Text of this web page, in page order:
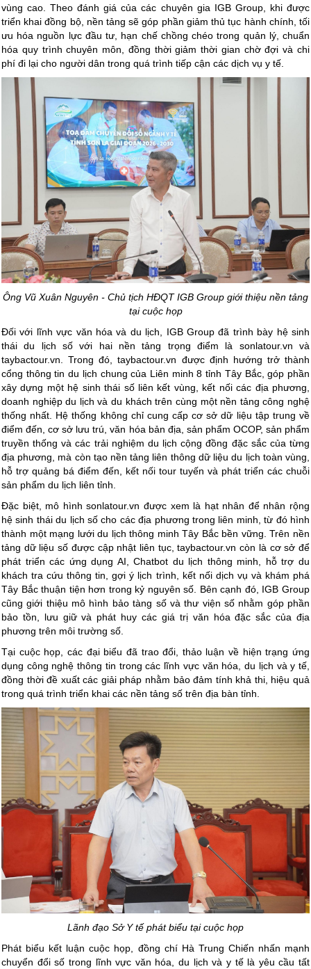
vùng cao. Theo đánh giá của các chuyên gia IGB Group, khi được
triển khai đồng bộ, nền tảng sẽ góp phần giảm thủ tục hành chính, tối
ưu hóa nguồn lực đầu tư, hạn chế chồng chéo trong quản lý, chuẩn
hóa quy trình chuyên môn, đồng thời giảm thời gian chờ đợi và chi
phí đi lại cho người dân trong quá trình tiếp cận các dịch vụ y tế.
Ông Vũ Xuân Nguyên - Chủ tịch HĐQT IGB Group giới thiệu nền tảng
tại cuộc họp
Đối với lĩnh vực văn hóa và du lịch, IGB Group đã trình bày hệ sinh
thái du lịch số với hai nền tảng trọng điểm là sonlatour.vn và
taybactour.vn. Trong đó, taybactour.vn được định hướng trở thành
cổng thông tin du lịch chung của Liên minh 8 tỉnh Tây Bắc, góp phần
xây dựng một hệ sinh thái số liên kết vùng, kết nối các địa phương,
doanh nghiệp du lịch và du khách trên cùng một nền tảng công nghệ
thống nhất. Hệ thống không chỉ cung cấp cơ sở dữ liệu tập trung về
điểm đến, cơ sở lưu trú, văn hóa bản địa, sản phẩm OCOP, sản phẩm
truyền thống và các trải nghiệm du lịch cộng đồng đặc sắc của từng
địa phương, mà còn tạo nền tảng liên thông dữ liệu du lịch toàn vùng,
hỗ trợ quảng bá điểm đến, kết nối tour tuyến và phát triển các chuỗi
sản phẩm du lịch liên tỉnh.
Đặc biệt, mô hình sonlatour.vn được xem là hạt nhân để nhân rộng
hệ sinh thái du lịch số cho các địa phương trong liên minh, từ đó hình
thành một mạng lưới du lịch thông minh Tây Bắc bền vững. Trên nền
tảng dữ liệu số được cập nhật liên tục, taybactour.vn còn là cơ sở để
phát triển các ứng dụng AI, Chatbot du lịch thông minh, hỗ trợ du
khách tra cứu thông tin, gợi ý lịch trình, kết nối dịch vụ và khám phá
Tây Bắc thuận tiện hơn trong kỷ nguyên số. Bên cạnh đó, IGB Group
cũng giới thiệu mô hình bảo tàng số và thư viện số nhằm góp phần
bảo tồn, lưu giữ và phát huy các giá trị văn hóa đặc sắc của địa
phương trên môi trường số.
Tại cuộc họp, các đại biểu đã trao đổi, thảo luận về hiện trạng ứng
dụng công nghệ thông tin trong các lĩnh vực văn hóa, du lịch và y tế,
đồng thời đề xuất các giải pháp nhằm bảo đảm tính khả thi, hiệu quả
trong quá trình triển khai các nền tảng số trên địa bàn tỉnh.
Lãnh đạo Sở Y tế phát biểu tại cuộc họp
Phát biểu kết luận cuộc họp, đồng chí Hà Trung Chiến nhấn mạnh
chuyển đổi số trong lĩnh vực văn hóa, du lịch và y tế là yêu cầu tất